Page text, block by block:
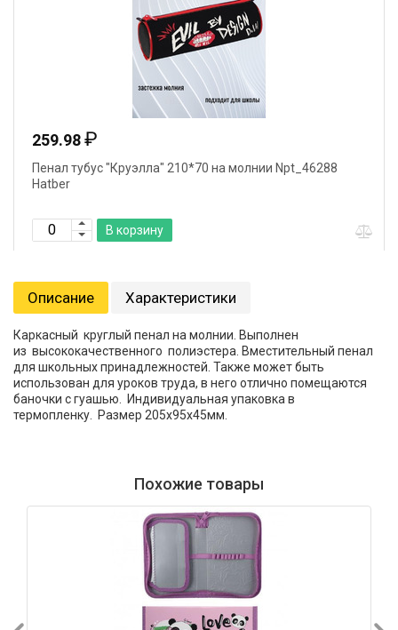
259.98₽
Пенал тубус "Круэлла" 210*70 на молнии Npt_46288
Hatber
В корзину
Описание Характеристики
Каркасный круглый пенал на молнии. Выполнен
из высококачественного полиэстера. Вместительный пенал
для школьных принадлежностей. Также может быть
использован для уроков труда, в него отлично помещаются
баночки с гуашью. Индивидуальная упаковка в
термопленку. Размер 205х95х45мм.
Похожие товары